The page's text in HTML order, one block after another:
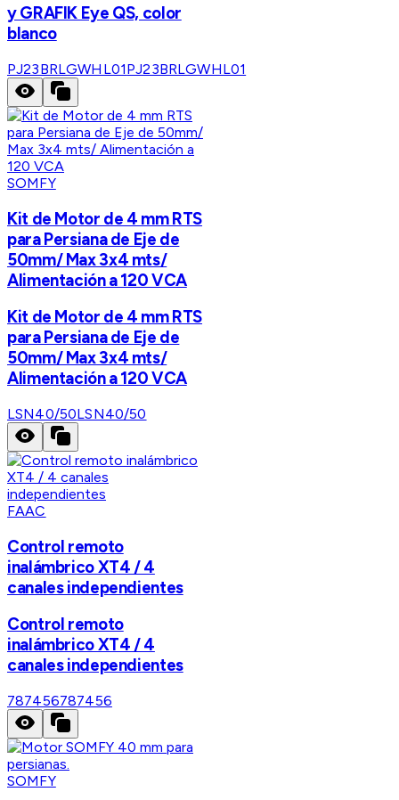
y GRAFIK Eye QS, color
blanco
PJ23BRLGWHL01PJ23BRLGWHL01
SOMFY
Kit de Motor de 4 mm RTS
para Persiana de Eje de
50mm/ Max 3x4 mts/
Alimentación a 120 VCA
Kit de Motor de 4 mm RTS
para Persiana de Eje de
50mm/ Max 3x4 mts/
Alimentación a 120 VCA
LSN40/50LSN40/50
FAAC
Control remoto
inalámbrico XT4 / 4
canales independientes
Control remoto
inalámbrico XT4 / 4
canales independientes
787456787456
SOMFY